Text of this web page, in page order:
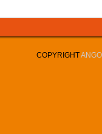
COPYRIGHT